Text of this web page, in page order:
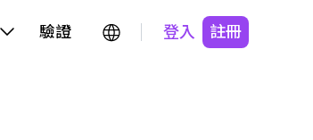
驗證 登入 註冊